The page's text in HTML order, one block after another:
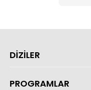
DİZİLER
PROGRAMLAR